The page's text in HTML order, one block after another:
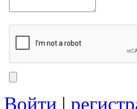
Войти |